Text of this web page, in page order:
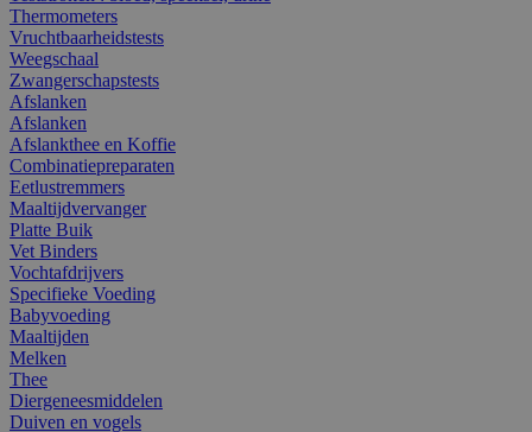
Thermometers
Vruchtbaarheidstests
Weegschaal
Zwangerschapstests
Afslanken
Afslanken
Afslankthee en Koffie
Combinatiepreparaten
Eetlustremmers
Maaltijdvervanger
Platte Buik
Vet Binders
Vochtafdrijvers
Specifieke Voeding
Babyvoeding
Maaltijden
Melken
Thee
Diergeneesmiddelen
Duiven en vogels